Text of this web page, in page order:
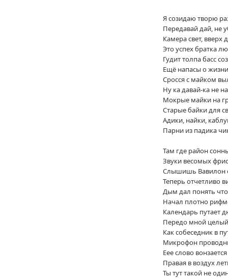
Я созидаю творю
Передавай дай, не
Камера свет, вверх
Это успех братка
Гудит толпа басс
Ещё напасы о
Сросся с майком
Ну ка давай-ка не
Мокрые майки на
Старые байки для
Адики, найки,
Парни из падика
Там где район
Звуки весомых
Слышишь Вавилон
Теперь отчетливо
Дым дал понять
Начал плотно
Календарь путает
Передо мной
Как собеседник в
Микрофон
Еее слово
Правая в воздух
Ты тут такой не